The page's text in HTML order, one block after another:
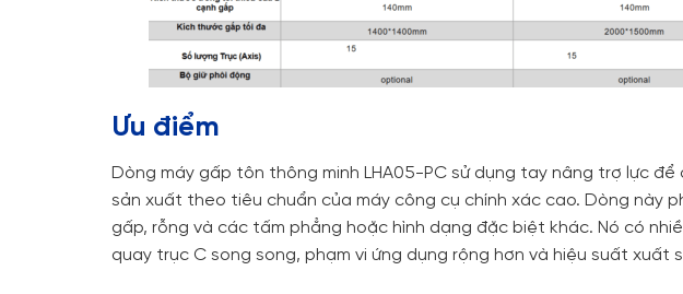
Ưu điểm
Dòng máy gấp tôn thông minh LHA05-PC sử dụng tay nâng trợ lực
sản xuất theo tiêu chuẩn của máy công cụ chính xác cao. Dòng này
gấp, rỗng và các tấm phẳng hoặc hình dạng đặc biệt khác. Nó có
quay trục C song song, phạm vi ứng dụng rộng hơn và hiệu suất xuất